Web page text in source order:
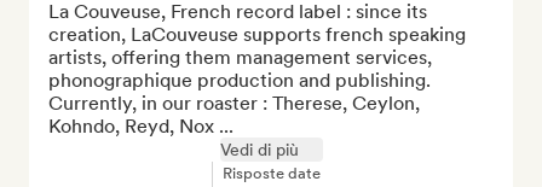
La Couveuse, French record label : since its
creation, LaCouveuse supports french speaking
artists, offering them management services,
phonographique production and publishing.
Currently, in our roaster : Therese, Ceylon,
Kohndo, Reyd, Nox ...
Vedi di più
Risposte date